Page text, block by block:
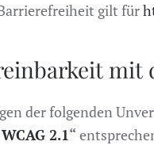
gilt für
mit
der folgenden
WCAG 2.1“